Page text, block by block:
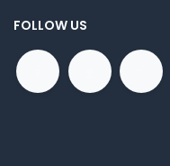
FOLLOW US